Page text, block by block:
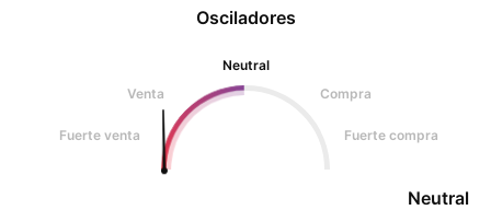
Osciladores
Neutral
Venta
Compra
Fuerte venta Fuerte compra
Neutral